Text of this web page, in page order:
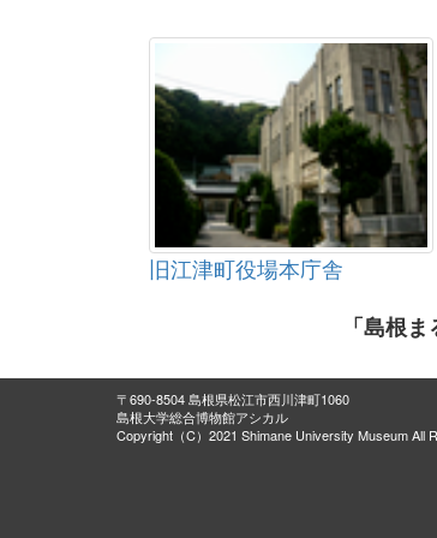
旧江津町役場本庁舎
「島根
〒690-8504 島根県松江市西川津町1060
島根大学総合博物館アシカル
Copyright（C）2021 Shimane University Museum All